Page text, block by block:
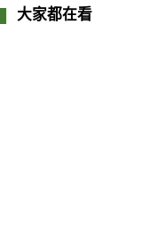
大家都在看